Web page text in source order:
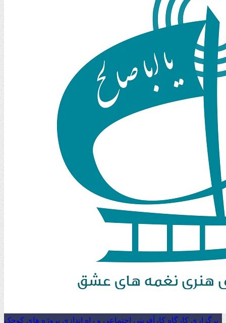
برگزاری کارگاه کارآفرینی اجتماعی و راه اندازی پروژه های کوچک